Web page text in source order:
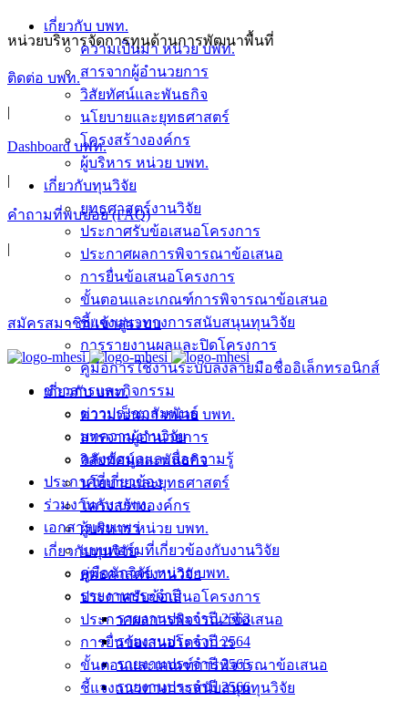
Skip
to
หน่วยบริหารจัดการทุนด้านการพัฒนาพื้นที่
ติดต่อ บพท.
|
Dashboard บพท.
|
คำถามที่พบบ่อย (FAQ)
|
สมัครสมาชิก/เข้าสู่ระบบ
เกี่ยวกับ บพท.
ความเป็นมา หน่วย บพท.
สารจากผู้อำนวยการ
วิสัยทัศน์และพันธกิจ
นโยบายและยุทธศาสตร์
โครงสร้างองค์กร
ผู้บริหาร หน่วย บพท.
เกี่ยวกับทุนวิจัย
ยุทธศาสตร์งานวิจัย
ประกาศรับข้อเสนอโครงการ
ประกาศผลการพิจารณาข้อเสนอ
การยื่นข้อเสนอโครงการ
ขั้นตอนและเกณฑ์การพิจารณาข้อเสนอ
ชี้แจงแนวทางการสนับสนุนทุนวิจัย
เกี่ยวกับ บพท.
ความเป็นมา หน่วย บพท.
สารจากผู้อำนวยการ
วิสัยทัศน์และพันธกิจ
นโยบายและยุทธศาสตร์
โครงสร้างองค์กร
ผู้บริหาร หน่วย บพท.
เกี่ยวกับทุนวิจัย
ยุทธศาสตร์งานวิจัย
ประกาศรับข้อเสนอโครงการ
ประกาศผลการพิจารณาข้อเสนอ
การยื่นข้อเสนอโครงการ
ขั้นตอนและเกณฑ์การพิจารณาข้อเสนอ
ชี้แจงแนวทางการสนับสนุนทุนวิจัย
การรายงานผลและปิดโครงการ
คู่มือการใช้งานระบบลงลายมือชื่ออิเล็กทรอนิกส์
ข่าวสารและกิจกรรม
ข่าวประชาสัมพันธ์
บทความงานวิจัย
คลังข้อมูลและสื่อความรู้
ประกาศที่เกี่ยวข้อง
ร่วมงานกับ บพท.
เอกสารเผยแพร่
แบบฟอร์มที่เกี่ยวข้องกับงานวิจัย
คู่มือนักวิจัย หน่วย บพท.
รายงานประจำปี
รายงานประจำปี 2563
รายงานประจำปี 2564
รายงานประจำปี 2565
รายงานประจำปี 2566